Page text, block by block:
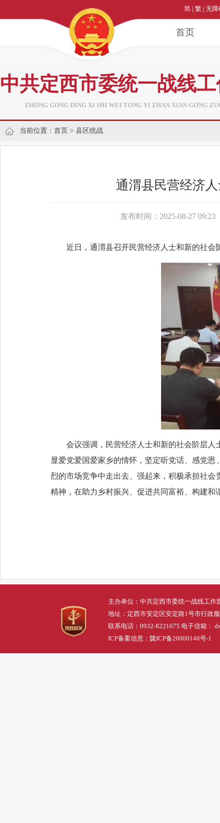
简 | 繁 | 无障
首页
中共定西市委统一战线
ZHONG GONG DING XI SHI WEI TONG YI ZHAN XIAN GONG
当前位置： 首页 > 县区统战
通渭县民营经济
发布时间：2025-08-27 09:23
近日，通渭县召开民营经济人士和新的社会
会议强调，民营经济人士和新的社会阶层
显爱党爱国爱家乡的情怀，坚定听党话、感党
烈的市场竞争中走出去、强起来，积极承担社
精神，在助力乡村振兴、促进共同富裕、构建
主办单位：中共定西市委统一战线工作
地址：定西市安定区安定路1号市行政
联系电话：0932-8221675 电子信箱：
ICP备案信息： 陇ICP备20000148号-1